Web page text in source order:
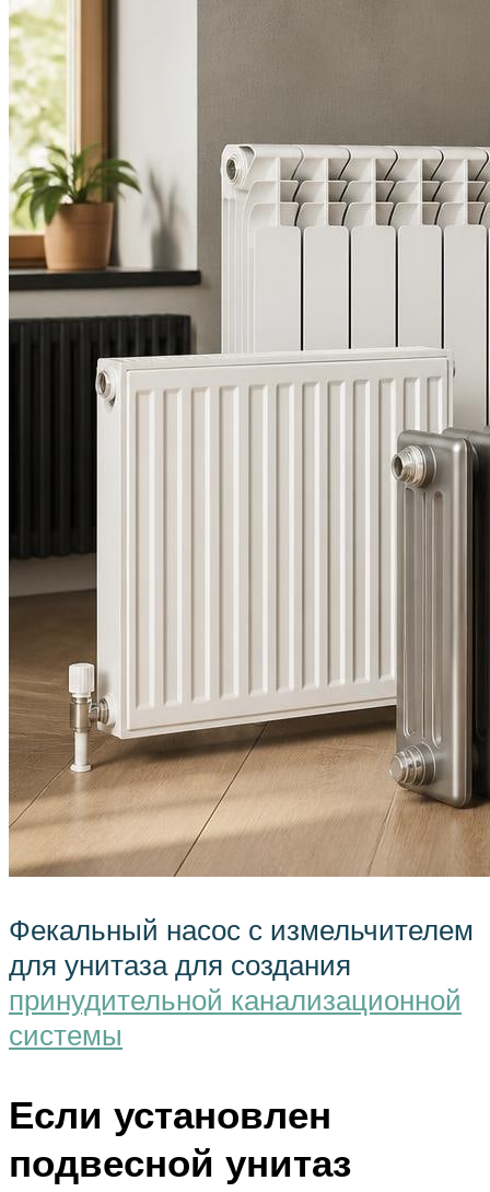
Фекальный насос с измельчителем
для унитаза для создания
принудительной канализационной
системы
Если установлен
подвесной унитаз